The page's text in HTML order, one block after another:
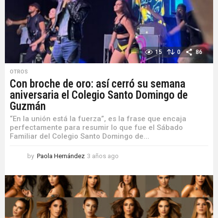
o
15 0 86
OTROS
Con broche de oro: así cerró su semana
aniversaria el Colegio Santo Domingo de
Guzmán
“En la unión está la fuerza”, es la frase que encaja
perfectamente para resumir lo que fue el Sábado
Familiar del Colegio Santo Domingo de...
by Paola Hernández 3 años ago
ñ
o
a
g